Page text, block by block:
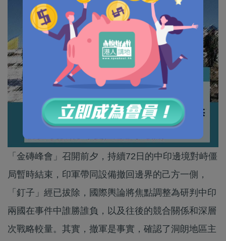
「金磚峰會」召開前夕，持續72日的中印邊境對峙僵
局暫時結束，印軍帶同設備撤回邊界的己方一側，
「釘子」經已拔除，國際輿論將焦點調整為研判中印
兩國在事件中誰勝誰負，以及往後的競合關係和深層
次戰略較量。其實，撤軍是事實，確認了洞朗地區主